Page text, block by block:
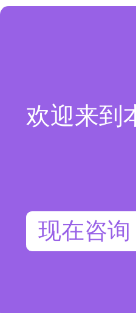
欢迎来到
现在咨询